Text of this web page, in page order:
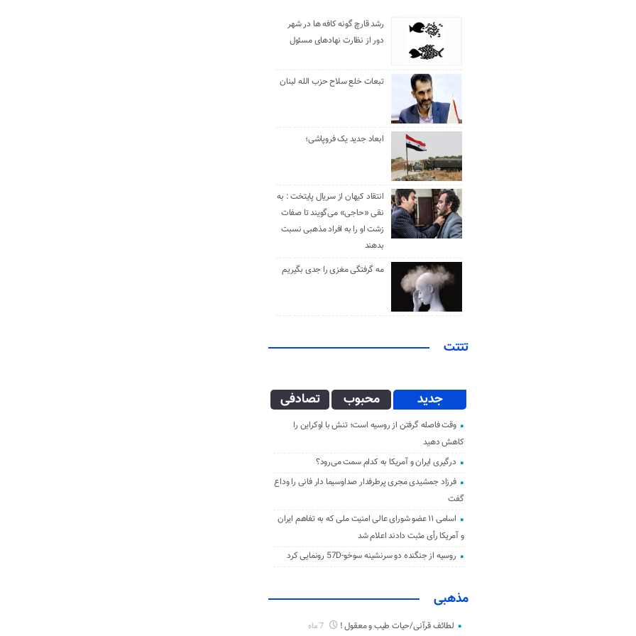
رشد قارچ گونه کافه ها در شهر
دور از نظارت نهادهای مسئول
تبعات خلع سلاح حزب الله لبنان
ابعاد جدید یک فروپاشی؛
انتقاد کیهان از سریال پایتخت : به
نقی «حاجی» می‌گویند تا صفات
زشت او را به افراد مذهبی نسبت
بدهند
مه گرفتگی مغزی را جدی بگیریم
تتتت
جدید محبوب تصادفی
وقت فاصله گرفتن از روسیه است؛ تنش با اوکراین را
کاهش دهید
درگیری ایران و آمریکا به کدام سمت می‌رود؟
فرزاد جمشیدی مجری پرطرفدار صداوسیما دار فانی را وداع
گفت
اسامی ۱۱ عضو شورای عالی امنیت ملی که به تفاهم ایران
و آمریکا رأی مثبت دادند اعلام شد
روسیه از جنگنده دو سرنشینه سوخو-57D رونمایی کرد
مذهبی
لطائف قرآنی/حیات طیب و معقول !